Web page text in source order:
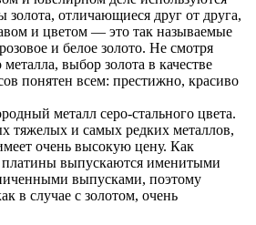
золота, отличающиеся друг от друга,
и цветом — это так называемые
и белое золото. Не смотря
металла, выбор золота в качестве
понятен всем: престижно, красиво
металл серо-стального цвета.
тяжелых и самых редких металлов,
очень высокую цену. Как
платины выпускаются именитыми
выпусками, поэтому
в случае с золотом, очень